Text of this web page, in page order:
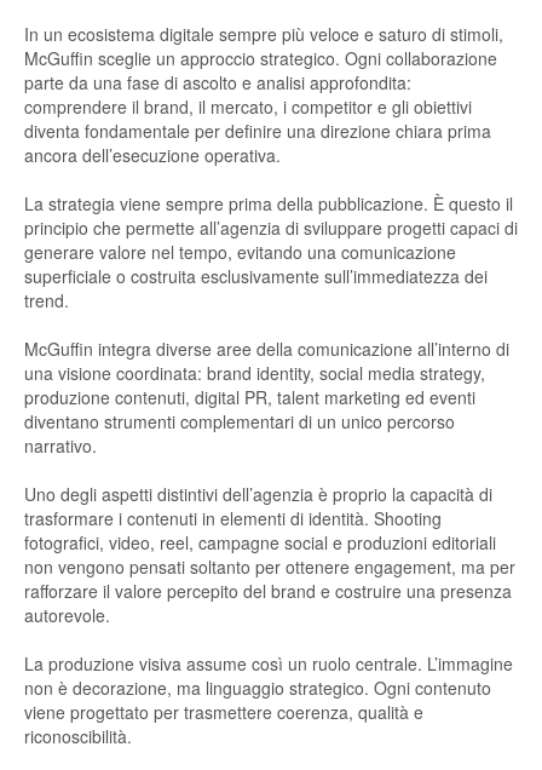
In un ecosistema digitale sempre più veloce e saturo di stimoli,
McGuffin sceglie un approccio strategico. Ogni collaborazione
parte da una fase di ascolto e analisi approfondita:
comprendere il brand, il mercato, i competitor e gli obiettivi
diventa fondamentale per definire una direzione chiara prima
ancora dell’esecuzione operativa.
La strategia viene sempre prima della pubblicazione. È questo il
principio che permette all’agenzia di sviluppare progetti capaci di
generare valore nel tempo, evitando una comunicazione
superficiale o costruita esclusivamente sull’immediatezza dei
trend.
McGuffin integra diverse aree della comunicazione all’interno di
una visione coordinata: brand identity, social media strategy,
produzione contenuti, digital PR, talent marketing ed eventi
diventano strumenti complementari di un unico percorso
narrativo.
Uno degli aspetti distintivi dell’agenzia è proprio la capacità di
trasformare i contenuti in elementi di identità. Shooting
fotografici, video, reel, campagne social e produzioni editoriali
non vengono pensati soltanto per ottenere engagement, ma per
rafforzare il valore percepito del brand e costruire una presenza
autorevole.
La produzione visiva assume così un ruolo centrale. L’immagine
non è decorazione, ma linguaggio strategico. Ogni contenuto
viene progettato per trasmettere coerenza, qualità e
riconoscibilità.